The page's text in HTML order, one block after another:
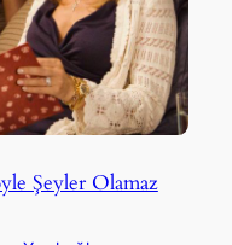
Şeyler Olamaz